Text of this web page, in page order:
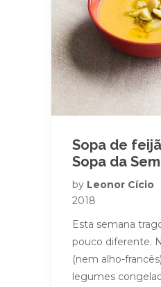
Sopa de
Sopa da
by Leonor Cício
2018
Esta semana
pouco diferente.
(nem alho-
legumes